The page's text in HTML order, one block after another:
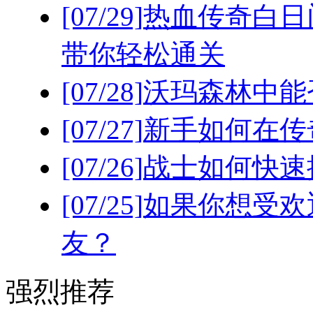
[07/29]热血传奇白
带你轻松通关
[07/28]沃玛森林中
[07/27]新手如何在
[07/26]战士如何快
[07/25]如果你想受
友？
强烈推荐